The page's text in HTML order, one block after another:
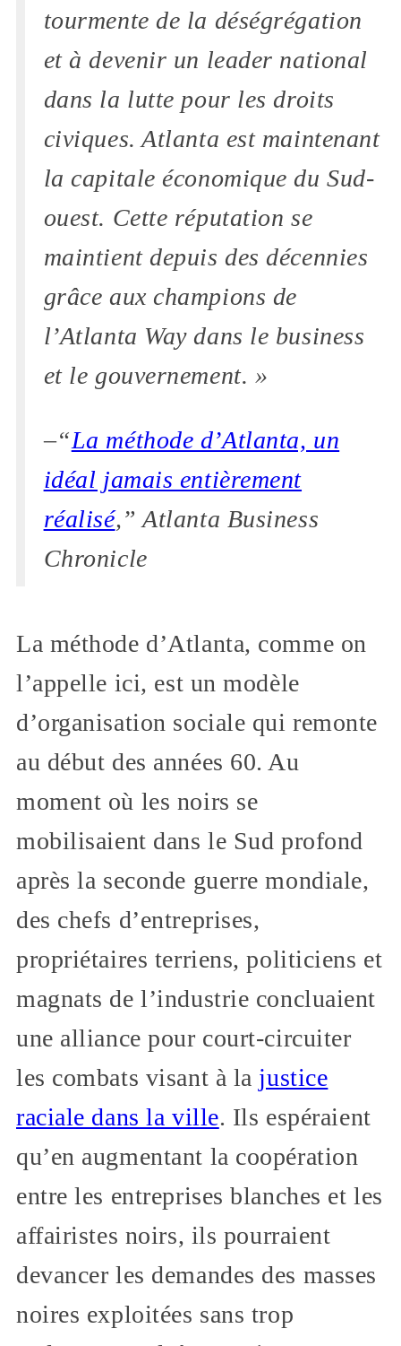
tourmente de la déségrégation
et à devenir un leader national
dans la lutte pour les droits
civiques. Atlanta est maintenant
la capitale économique du Sud-
ouest. Cette réputation se
maintient depuis des décennies
grâce aux champions de
l’Atlanta Way dans le business
et le gouvernement. »
–“La méthode d’Atlanta, un
idéal jamais entièrement
réalisé,”Atlanta Business
Chronicle
La méthode d’Atlanta, comme on
l’appelle ici, est un modèle
d’organisation sociale qui remonte
au début des années 60. Au
moment où les noirs se
mobilisaient dans le Sud profond
après la seconde guerre mondiale,
des chefs d’entreprises,
propriétaires terriens, politiciens et
magnats de l’industrie concluaient
une alliance pour court-circuiter
les combats visant à la justice
raciale dans la ville. Ils espéraient
qu’en augmentant la coopération
entre les entreprises blanches et les
affairistes noirs, ils pourraient
devancer les demandes des masses
noires exploitées sans trop